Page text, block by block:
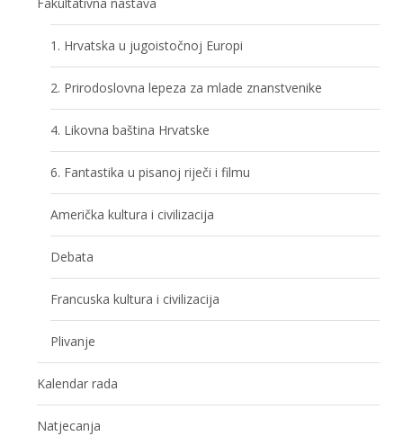
1. Hrvatska u jugoistočnoj Europi
2. Prirodoslovna lepeza za mlade znanstvenike
4. Likovna baština Hrvatske
6. Fantastika u pisanoj riječi i filmu
Američka kultura i civilizacija
Debata
Francuska kultura i civilizacija
Plivanje
Kalendar rada
Natjecanja